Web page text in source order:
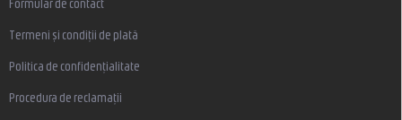
Formular de contact
Termeni și condiții de plată
Politica de confidențialitate
Procedura de reclamații